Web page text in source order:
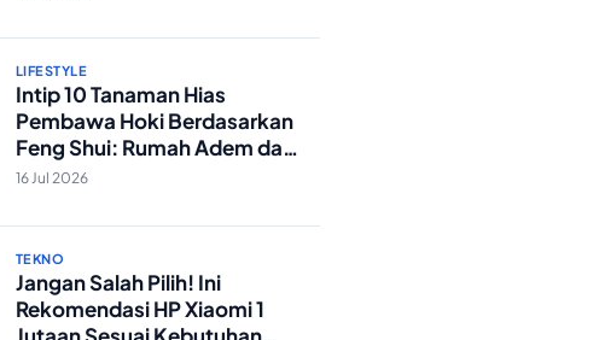
LIFESTYLE
Intip 10 Tanaman Hias
Pembawa Hoki Berdasarkan
Feng Shui: Rumah Adem dan
Rezeki Lancar!
16 Jul 2026
TEKNO
Jangan Salah Pilih! Ini
Rekomendasi HP Xiaomi 1